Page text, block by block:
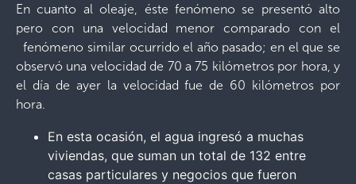
En cuanto al oleaje, éste fenómeno se presentó alto
pero con una velocidad menor comparado con el
fenómeno similar ocurrido el año pasado; en el que se
observó una velocidad de 70 a 75 kilómetros por hora, y
el día de ayer la velocidad fue de 60 kilómetros por
hora.
En esta ocasión, el agua ingresó a muchas
viviendas, que suman un total de 132 entre
casas particulares y negocios que fueron